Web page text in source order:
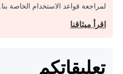
لمراجعة قواعد الاستخدام الخاصة بنا.
اقرأ ميثاقنا
تعليقاتكم